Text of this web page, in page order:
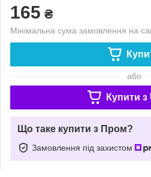
165 ₴
Мінімальна сума замовлення на
або
Купити з
Що таке купити з Пром?
Замовлення під захистом